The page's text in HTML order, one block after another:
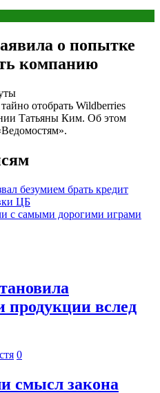
о попытке
компанию
отобрать Wildberries
Татьяны Ким. Об этом
безумием брать кредит
ЦБ
с самыми дорогими играми
продукции вслед
0
смысл закона